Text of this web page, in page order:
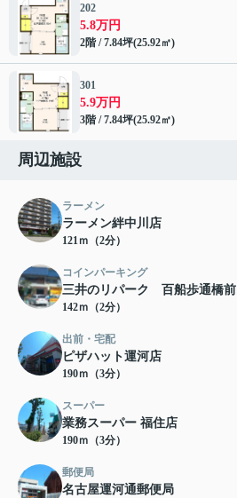
202
5.8万円
2階 / 7.84坪(25.92㎡)
301
5.9万円
3階 / 7.84坪(25.92㎡)
周辺施設
ラーメン
ラーメン絆中川店
121ｍ（2分）
コインパーキング
三井のリパーク 百船歩通橋前
142ｍ（2分）
出前・宅配
ピザハット運河店
190ｍ（3分）
スーパー
業務スーパー 福住店
190ｍ（3分）
郵便局
名古屋運河通郵便局